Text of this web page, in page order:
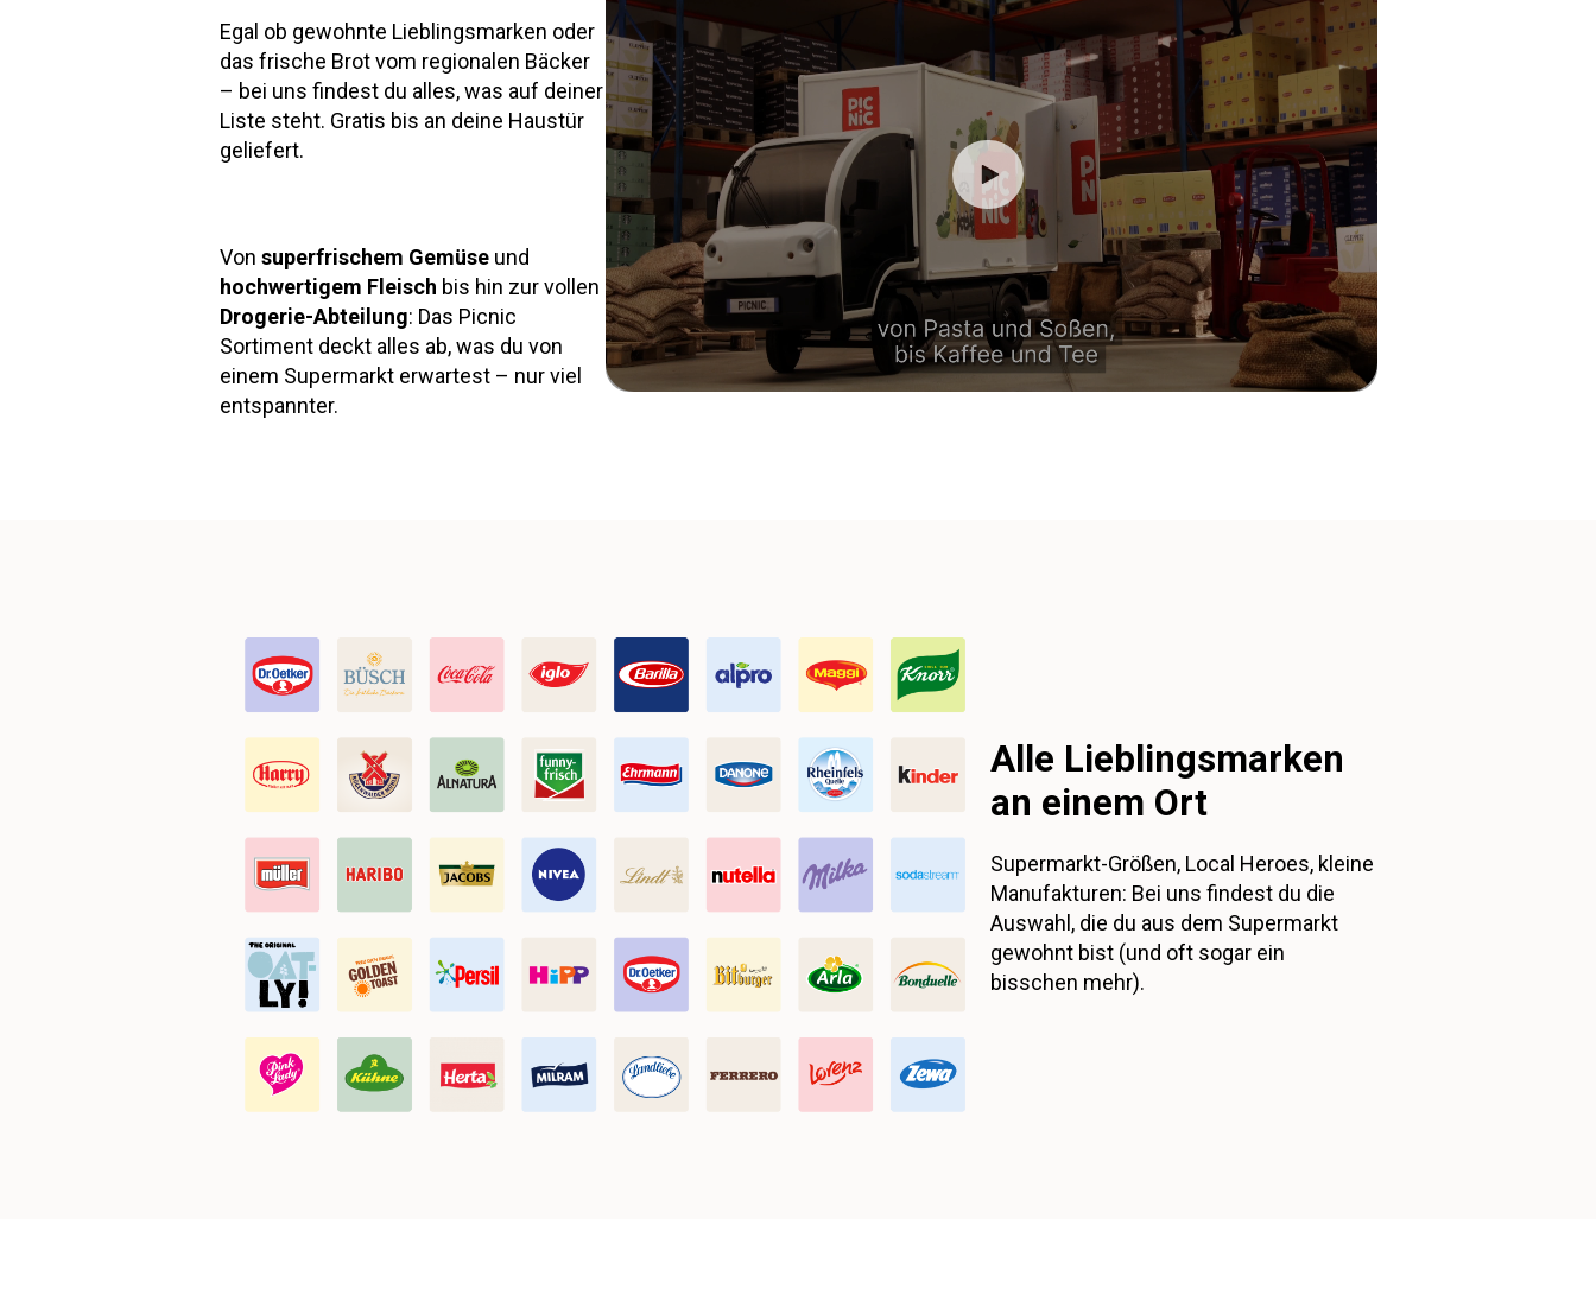
Egal ob gewohnte Lieblingsmarken oder
das frische Brot vom regionalen Bäcker
– bei uns findest du alles, was auf deiner
Liste steht. Gratis bis an deine Haustür
geliefert.
Von superfrischem Gemüseund
hochwertigem Fleisch bis hin zur vollen
Drogerie-Abteilung: Das Picnic
Sortiment deckt alles ab, was du von
einem Supermarkt erwartest – nur viel
entspannter.
Alle Lieblingsmarken
an einem Ort
Supermarkt-Größen, Local Heroes, kleine
Manufakturen: Bei uns findest du die
Auswahl, die du aus dem Supermarkt
gewohnt bist (und oft sogar ein
bisschen mehr).